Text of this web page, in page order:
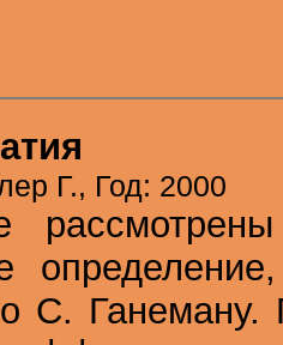
Г., Год: 2000
С.